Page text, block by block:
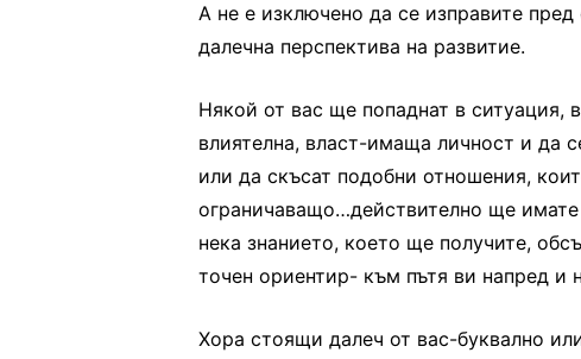
А не е изключено да се изправите
далечна перспектива на развитие.
Някой от вас ще попаднат в ситуация,
влиятелна, власт-имаща личност и да
или да скъсат подобни отношения,
ограничаващо…действително ще
нека знанието, което ще получите,
точен ориентир- към пътя ви напред и
Хора стоящи далеч от вас-буквално